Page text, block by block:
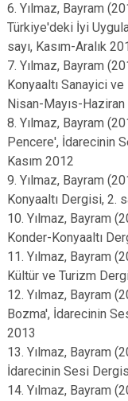
6. Yılmaz, Bayram
Türkiye'deki İyi
sayı, Kasım-Aralık
7. Yılmaz, Bayram
Konyaaltı Sanayici
Nisan-Mayıs-Haziran
8. Yılmaz, Bayram
Pencere', İdarecinin
Kasım 2012
9. Yılmaz, Bayram
Konyaaltı Dergisi, 2.
10. Yılmaz, Bayram
Konder-Konyaaltı
11. Yılmaz, Bayram
Kültür ve Turizm
12. Yılmaz, Bayram
Bozma', İdarecinin
2013
13. Yılmaz, Bayram
İdarecinin Sesi
14. Yılmaz, Bayram